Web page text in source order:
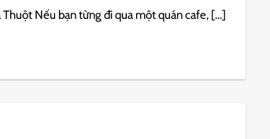
Nếu bạn từng đi qua một quán cafe, [...]